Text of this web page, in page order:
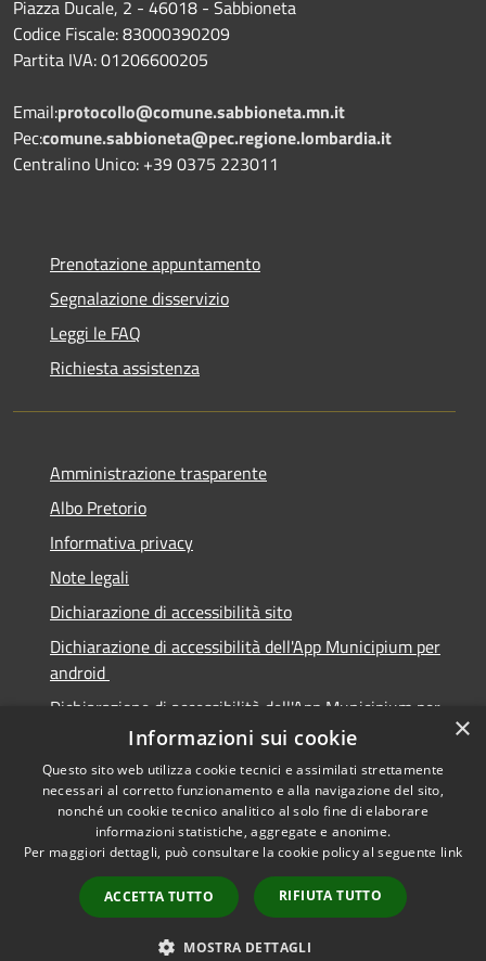
Piazza Ducale, 2 - 46018 - Sabbioneta
Codice Fiscale: 83000390209
Partita IVA: 01206600205
Email:protocollo@comune.sabbioneta.mn.it
Pec:comune.sabbioneta@pec.regione.lombardia.it
Centralino Unico: +39 0375 223011
Prenotazione appuntamento
Segnalazione disservizio
Leggi le FAQ
Richiesta assistenza
Amministrazione trasparente
Albo Pretorio
Informativa privacy
Note legali
Dichiarazione di accessibilità sito
Dichiarazione di accessibilità dell'App Municipium per
android
Dichiarazione di accessibilità dell'App Municipium per
RSS
Accessibilità
Copyright © 2026 • Città di
Sabbioneta • Powered by
Municipium•
Accesso
redazione
×
Informazioni sui cookie
Questo sito web utilizza cookie tecnici e assimilati strettamente
necessari al corretto funzionamento e alla navigazione del sito,
nonché un cookie tecnico analitico al solo fine di elaborare
informazioni statistiche, aggregate e anonime.
Per maggiori dettagli, può consultare la cookie policy al seguente link
ACCETTA TUTTO RIFIUTA TUTTO
MOSTRA DETTAGLI